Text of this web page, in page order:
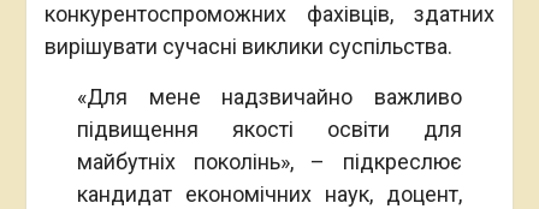
конкурентоспроможних фахівців, здатних
вирішувати сучасні виклики суспільства.
«Для мене надзвичайно важливо
підвищення якості освіти для
майбутніх поколінь», – підкреслює
кандидат економічних наук, доцент,